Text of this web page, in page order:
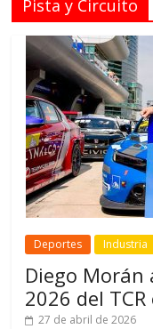
Pista y Circuito
Deportes Industria
Diego
2026 del
27 de abril de 2026